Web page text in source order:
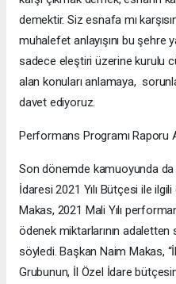
demektir. Siz esnafa mı
muhalefet anlayışını bu şehre
sadece eleştiri üzerine kurulu
alan konuları anlamaya,
davet ediyoruz.
Performans Programı Raporu
Son dönemde kamuoyunda da
İdaresi 2021 Yılı Bütçesi ile
Makas, 2021 Mali Yılı
ödenek miktarlarının
söyledi. Başkan Naim Makas,
Grubunun, İl Özel İdare